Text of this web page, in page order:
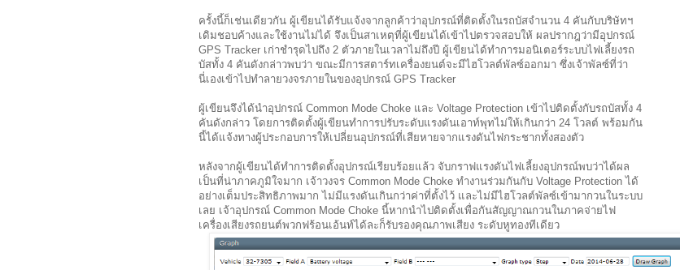
ครั้งนี้ก็เช่นเดียวกัน ผู้เขียนได้รับแจ้งจากลูกค้าว่าอุปกรณ์ที่ติดตั้งในรถบัสจำนวน 4 คันกับบริษัทฯ
เดิมชอบค้างและใช้งานไม่ได้ จึงเป็นสาเหตุที่ผู้เขียนได้เข้าไปตรวจสอบให้ ผลปรากฎว่ามีอุปกรณ์
GPS Tracker เก่าชำรุดไปถึง 2 ตัวภายในเวลาไม่ถึงปี ผู้เขียนได้ทำการมอนิเตอร์ระบบไฟเลี้ยงรถ
บัสทั้ง 4 คันดังกล่าวพบว่า ขณะมีการสตาร์ทเครื่องยนต์จะมีไฮโวลต์พัลซ์ออกมา ซึ่งเจ้าพัลซ์ที่ว่า
นี่เองเข้าไปทำลายวงจรภายในของอุปกรณ์ GPS Tracker
ผู้เขียนจึงได้นำอุปกรณ์ Common Mode Choke และ Voltage Protection เข้าไปติดตั้งกับรถบัสทั้ง 4
คันดังกล่าว โดยการติดตั้งผู้เขียนทำการปรับระดับแรงดันเอาท์พุทไม่ให้เกินกว่า 24 โวลต์ พร้อมกัน
นี้ได้แจ้งทางผู้ประกอบการให้เปลี่ยนอุปกรณ์ที่เสียหายจากแรงดันไฟกระชากทั้งสองตัว
หลังจากผู้เขียนได้ทำการติดตั้งอุปกรณ์เรียบร้อยแล้ว จับกราฟแรงดันไฟเลี้ยงอุปกรณ์พบว่าได้ผล
เป็นที่น่าภาคภูมิใจมาก เจ้าวงจร Common Mode Choke ทำงานร่วมกันกับ Voltage Protection ได้
อย่างเต็มประสิทธิภาพมาก ไม่มีแรงดันเกินกว่าค่าที่ตั้งไว้ และไม่มีไฮโวลต์พัลซ์เข้ามากวนในระบบ
เลย เจ้าอุปกรณ์ Common Mode Choke นี้หากนำไปติดตั้งเพื่อกันสัญญาณกวนในภาคจ่ายไฟ
เครื่องเสียงรถยนต์พวกฟร้อนเอ้นท์ได้ละก็รับรองคุณภาพเสียง ระดับหูทองทีเดียว